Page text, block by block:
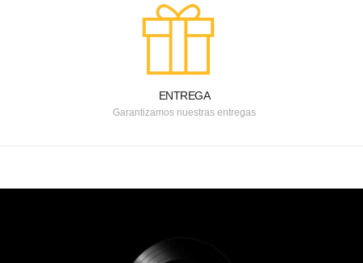
ENTREGA
Garantizamos nuestras entregas